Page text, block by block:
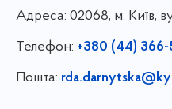
Адреса: 02068, м. Київ,
Телефон: +380 (44)
Пошта: